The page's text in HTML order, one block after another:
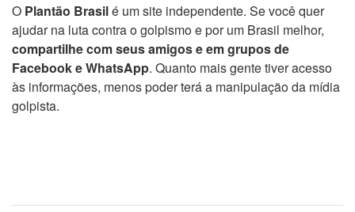
O Plantão Brasilé um site independente. Se você quer
ajudar na luta contra o golpismo e por um Brasil melhor,
compartilhe com seus amigos e em grupos de
Facebook e WhatsApp. Quanto mais gente tiver acesso
às informações, menos poder terá a manipulação da mídia
golpista.